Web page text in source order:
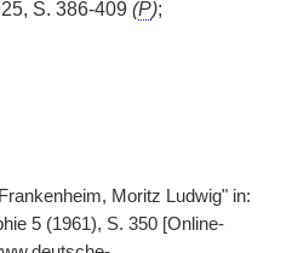
S. 386-409 (P);
Moritz Ludwig" in:
5 (1961), S. 350 [Online-